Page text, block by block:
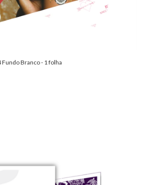
Branco - 1 folha